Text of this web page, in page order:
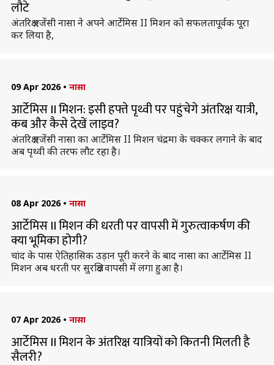
लौटे
अंतरिक्ष एजेंसी नासा ने अपने आर्टेमिस II मिशन को सफलतापूर्वक पूरा
कर लिया है,
09 Apr 2026 • नासा
आर्टेमिस II मिशन: इसी हफ्ते पृथ्वी पर पहुंचेगे अंतरिक्ष यात्री,
कब और कैसे देखें लाइव?
अंतरिक्ष एजेंसी नासा का आर्टेमिस II मिशन चंद्रमा के चक्कर लगाने के बाद
अब पृथ्वी की तरफ लौट रहा है।
08 Apr 2026 • नासा
आर्टेमिस II मिशन की धरती पर वापसी में गुरुत्वाकर्षण की
क्या भूमिका होगी?
चांद के पास ऐतिहासिक उड़ान पूरी करने के बाद नासा का आर्टेमिस II
मिशन अब धरती पर सुरक्षित वापसी में लगा हुआ है।
07 Apr 2026 • नासा
आर्टेमिस II मिशन के अंतरिक्ष यात्रियों को कितनी मिलती है
सैलरी?